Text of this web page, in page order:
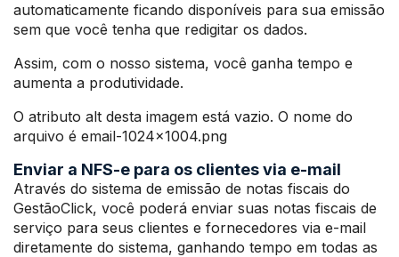
automaticamente ficando disponíveis para sua emissão
sem que você tenha que redigitar os dados.
Assim, com o nosso sistema, você ganha tempo e
aumenta a produtividade.
O atributo alt desta imagem está vazio. O nome do
arquivo é email-1024×1004.png
Enviar a NFS-e para os clientes via e-mail
Através do sistema de emissão de notas fiscais do
GestãoClick, você poderá enviar suas notas fiscais de
serviço para seus clientes e fornecedores via e-mail
diretamente do sistema, ganhando tempo em todas as